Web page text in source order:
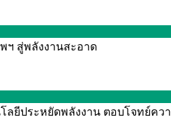
ฯ สู่พลังงานสะอาด
ลยีประหยัดพลังงาน ตอบโจทย์คว